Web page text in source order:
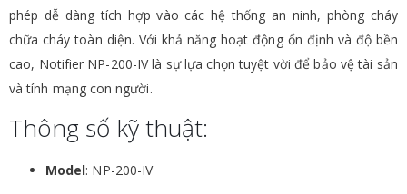
phép dễ dàng tích hợp vào các hệ thống an ninh, phòng cháy
chữa cháy toàn diện. Với khả năng hoạt động ổn định và độ bền
cao, Notifier NP-200-IV là sự lựa chọn tuyệt vời để bảo vệ tài sản
và tính mạng con người.
Thông số kỹ thuật:
Model: NP-200-IV